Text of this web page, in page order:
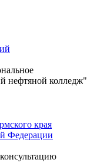
нефтяной колледж"
края
Федерации